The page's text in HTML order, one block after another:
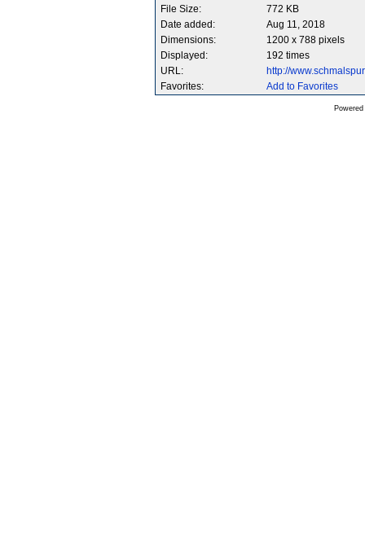
File Size:
772 KB
Date added:
Aug 11, 2018
Dimensions:
1200 x 788 pixels
Displayed:
192 times
URL:
http://
Favorites:
Add to Favorites